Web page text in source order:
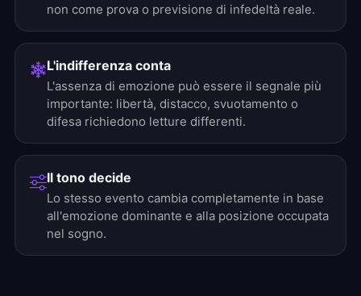
non come prova o previsione di infedeltà reale.
L'indifferenza conta
L'assenza di emozione può essere il segnale più
importante: libertà, distacco, svuotamento o
difesa richiedono letture differenti.
Il tono decide
Lo stesso evento cambia completamente in base
all'emozione dominante e alla posizione occupata
nel sogno.